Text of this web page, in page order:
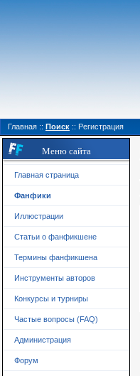
Главная :: Поиск :: Регистрация
Меню сайта
Главная страница
Фанфики
Иллюстрации
Статьи о фанфикшене
Термины фанфикшена
Инструменты авторов
Конкурсы и турниры
Частые вопросы (FAQ)
Администрация
Форум